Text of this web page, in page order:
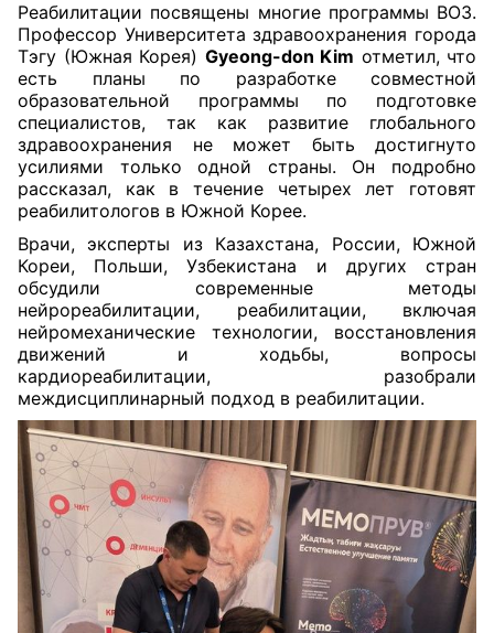
Реабилитации посвящены многие программы ВОЗ.
Профессор Университета здравоохранения города
Тэгу (Южная Корея) Gyeong-don Kim отметил, что
есть планы по разработке совместной
образовательной программы по подготовке
специалистов, так как развитие глобального
здравоохранения не может быть достигнуто
усилиями только одной страны. Он подробно
рассказал, как в течение четырех лет готовят
реабилитологов в Южной Корее.
Врачи, эксперты из Казахстана, России, Южной
Кореи, Польши, Узбекистана и других стран
обсудили современные методы
нейрореабилитации, реабилитации, включая
нейромеханические технологии, восстановления
движений и ходьбы, вопросы
кардиореабилитации, разобрали
междисциплинарный подход в реабилитации.